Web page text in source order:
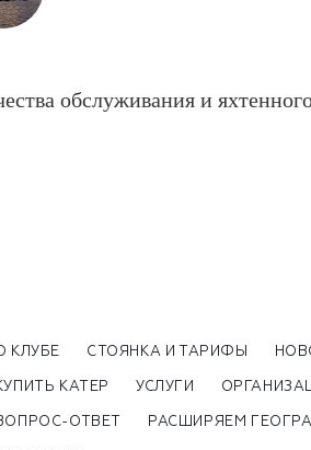
обслуживания и
КЛУБЕ СТОЯНКА И ТАРИФЫ
КАТЕР УСЛУГИ
ОТВЕТ РАСШИРЯЕМ